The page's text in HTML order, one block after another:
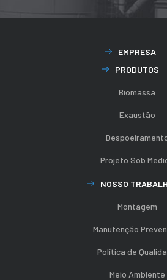
EMPRESA
PRODUTOS
Biomassa
Exaustão
Projeto Sob
NOSSO
Montagem
Manutenção
Política de
Meio Ambiente